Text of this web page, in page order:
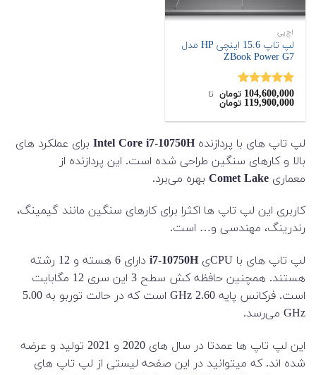
اچ‌پی
لپ تاپ 15.6 اینچی HP مدل
ZBook Power G7
نمره5.00
از 5
104,600,000 تومان ‌ تا ‌
119,900,000 تومان
لپ تاپ های با پردازندهIntel Core i7-10750H برای عملکرد های
بالا و کارهای سنگین طراحی شده است. این پردازنده از
معماری Comet Lake بهره می‌برد.
کاربری این لپ تاپ ها اکثرا برای کارهای سنگین مانند گیمینگ،
رندرینگ، مهندسی و… است.
لپ تاپ های با CPUی i7-10750H
دارای 6 هسته و 12 رشته
هستند. همچنین حافظه کش سطح 3 این سری 12 مگابایت
است. فرکانس پایه 2.60 GHz است که در حالت توربو به
5.00
GHz می‌رسد.
این لپ تاپ ها عمدتا در سال های 2020 و 2021 تولید و عرضه
شده اند. که میتوانید در این صفحه لیستی از لپ تاپ های